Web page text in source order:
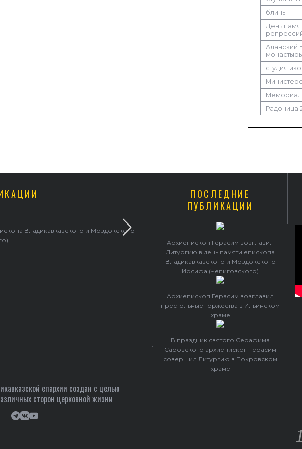
блины
День
Аланский
монастырь
студия
Радоница
Владикавказского и Моздокского
Архиепископ Герасим возглавил
епархии создан c целью
сторон церковной жизни
ПОСЛЕДНИЕ
ПУБЛИКАЦИИ
Архиепископ Герасим возглавил
Литургию в день памяти епископа
Владикавказского и Моздокского
Иосифа (Чепиговского)
Архиепископ Герасим возглавил
престольные торжества в Ильинском
храме
В праздник святого Серафима
Саровского архиепископ Герасим
совершил Литургию в Покровском
храме